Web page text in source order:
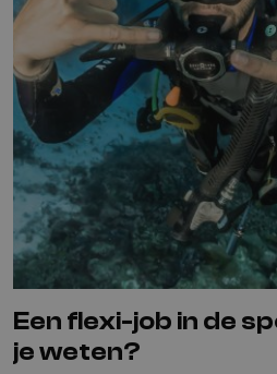
Een flexi-job in de
je weten?